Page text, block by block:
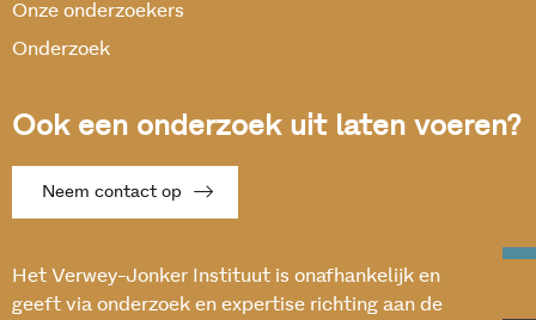
Onze onderzoekers
Onderzoek
Ook een onderzoek uit laten voeren?
Neem contact op
Het Verwey-Jonker Instituut is onafhankelijk en
geeft via onderzoek en expertise richting aan de